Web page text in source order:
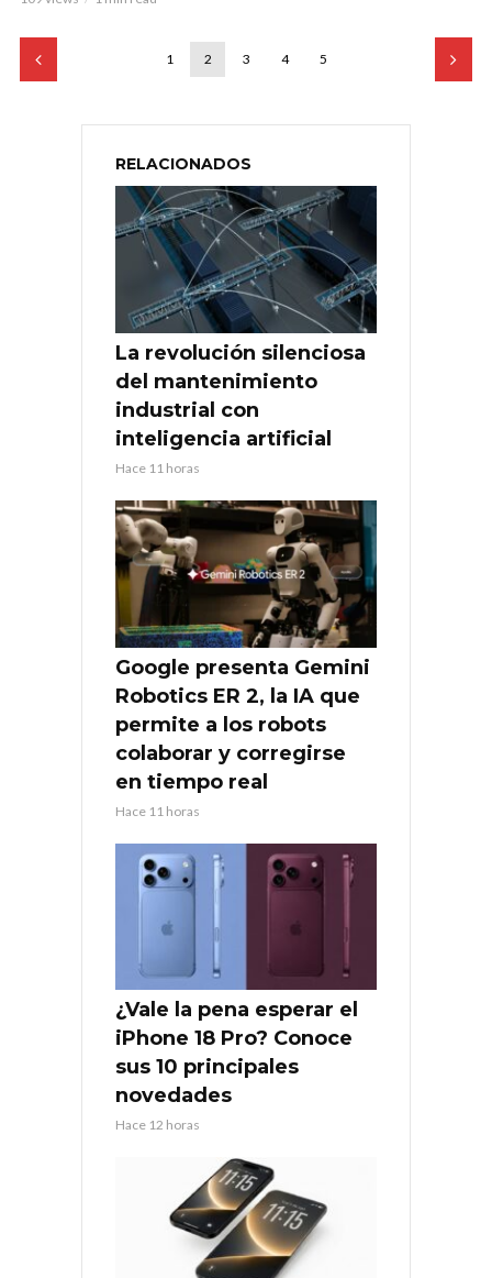
1 2 3 4 5
RELACIONADOS
La revolución silenciosa
del mantenimiento
industrial con
inteligencia artificial
Hace 11 horas
Google presenta Gemini
Robotics ER 2, la IA que
permite a los robots
colaborar y corregirse
en tiempo real
Hace 11 horas
¿Vale la pena esperar el
iPhone 18 Pro? Conoce
sus 10 principales
novedades
Hace 12 horas